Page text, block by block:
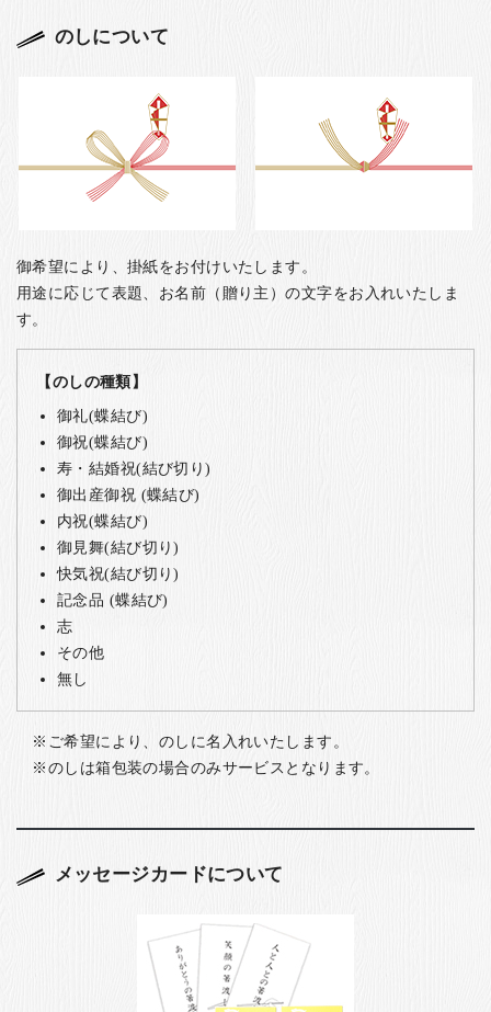
のしについて
御希望により、掛紙をお付けいたします。
用途に応じて表題、お名前（贈り主）の文字をお入れいたしま
す。
【のしの種類】
御礼(蝶結び)
御祝(蝶結び)
寿・結婚祝(結び切り)
御出産御祝 (蝶結び)
内祝(蝶結び)
御見舞(結び切り)
快気祝(結び切り)
記念品 (蝶結び)
志
その他
無し
ご希望により、のしに名入れいたします。
のしは箱包装の場合のみサービスとなります。
メッセージカードについて